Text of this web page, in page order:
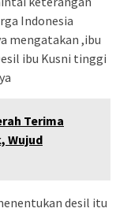
Indonesia
mengatakan ,ibu
ibu Kusni tinggi
Terima
Wujud
desil itu